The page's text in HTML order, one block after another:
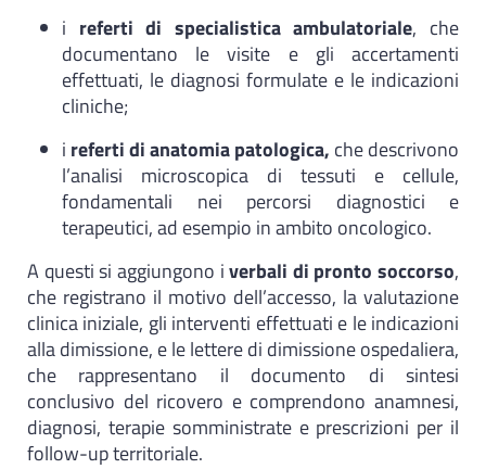
i referti di specialistica ambulatoriale, che
documentano le visite e gli accertamenti
effettuati, le diagnosi formulate e le indicazioni
cliniche;
i referti di anatomia patologica, che descrivono
l’analisi microscopica di tessuti e cellule,
fondamentali nei percorsi diagnostici e
terapeutici, ad esempio in ambito oncologico.
A questi si aggiungono iverbali di pronto soccorso,
che registrano il motivo dell’accesso, la valutazione
clinica iniziale, gli interventi effettuati e le indicazioni
alla dimissione, e le lettere di dimissione ospedaliera,
che rappresentano il documento di sintesi
conclusivo del ricovero e comprendono anamnesi,
diagnosi, terapie somministrate e prescrizioni per il
follow-up territoriale.